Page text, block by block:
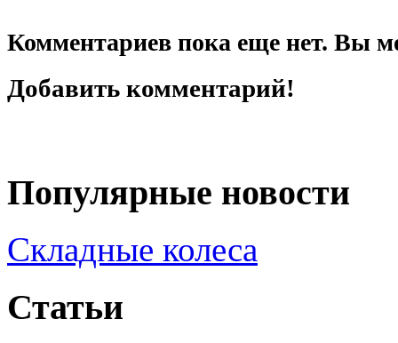
Комментариев пока еще нет. Вы
Добавить комментарий!
Популярные новости
Складные колеса
Статьи